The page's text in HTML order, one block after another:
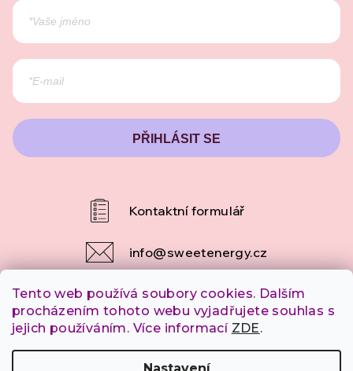
Tento web používá soubory cookies. Dalším
procházením tohoto webu vyjadřujete souhlas s
jejich používáním. Více informací ZDE.
PŘIHLÁSIT SE
info@sweetenergy.cz
+420 607 253 790
SweetEnergy.cz